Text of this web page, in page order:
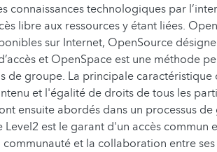
connaissances technologiques par
libre aux ressources y étant liées.
sur Internet, OpenSource
et OpenSpace est une méthode
de groupe. La principale caractéristique
et l'égalité de droits de tous les
ensuite abordés dans un processus
est le garant d'un accès commun
et la collaboration entre